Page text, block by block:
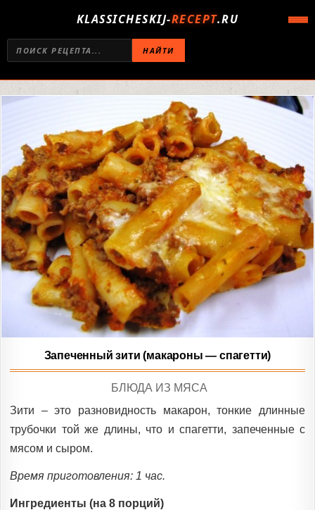
KLASSICHESKIJ-RECEPT.RU
НАЙТИ
Запеченный зити (макароны — спагетти)
POSTED
БЛЮДА ИЗ МЯСА
Зити – это разновидность макарон, тонкие длинные
трубочки той же длины, что и спагетти, запеченные с
мясом и сыром.
Время приготовления: 1 час.
Ингредиенты (на 8 порций)